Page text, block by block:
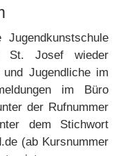
St. Josef wieder
Jugendliche im
im Büro
der Rufnummer
dem Stichwort
(ab Kursnummer